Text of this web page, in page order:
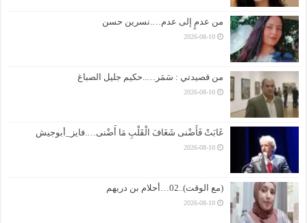
من عدمٍ إلى عدم….نسرين حسن
2026-08-10
من قصيدتي : سَمَر…..حكيم جليل الصباغ
2026-08-10
غَابَتْ فَأَضْنى شَغَافَ الْقَلْبِ مَا أَضْنى….فايز_أبوجيش
2026-08-10
(مع الوقت)..02…أحلام بن دريهم
2026-08-10